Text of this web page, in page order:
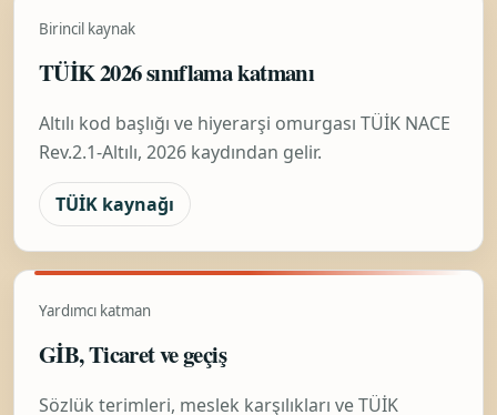
Birincil kaynak
TÜİK 2026 sınıflama katmanı
Altılı kod başlığı ve hiyerarşi omurgası TÜİK NACE
Rev.2.1-Altılı, 2026 kaydından gelir.
TÜİK kaynağı
Yardımcı katman
GİB, Ticaret ve geçiş
Sözlük terimleri, meslek karşılıkları ve TÜİK